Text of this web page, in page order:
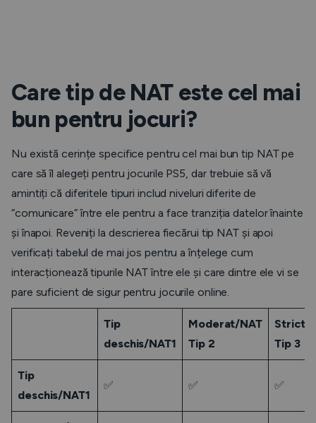
Care tip de NAT este cel mai
bun pentru jocuri?
Nu există cerințe specifice pentru cel mai bun tip NAT pe
care să îl alegeți pentru jocurile PS5, dar trebuie să vă
amintiți că diferitele tipuri includ niveluri diferite de
“comunicare” între ele pentru a face tranziția datelor înainte
și înapoi. Reveniți la descrierea fiecărui tip NAT și apoi
verificați tabelul de mai jos pentru a înțelege cum
interacționează tipurile NAT între ele și care dintre ele vi se
pare suficient de sigur pentru jocurile online.
Tip
deschis/NAT1
Moderat/NAT
Tip 2
Strict/
Tip 3
Tip
deschis/NAT1
✅ ✅ ✅